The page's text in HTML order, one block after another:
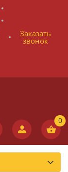
Заказать
звонок